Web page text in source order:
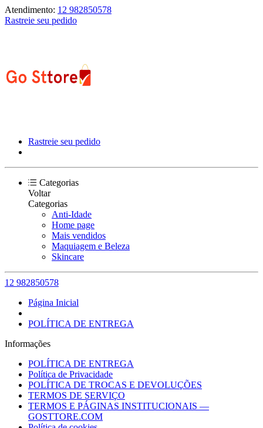
Atendimento: 12 982850578
Rastreie seu pedido
Rastreie seu pedido
Categorias
Voltar
Categorias
Anti-Idade
Home page
Mais vendidos
Maquiagem e Beleza
Skincare
12 982850578
Página Inicial
POLÍTICA DE ENTREGA
Informações
POLÍTICA DE ENTREGA
Política de Privacidade
POLÍTICA DE TROCAS E DEVOLUÇÕES
TERMOS DE SERVIÇO
TERMOS E PÁGINAS INSTITUCIONAIS —
GOSTTORE.COM